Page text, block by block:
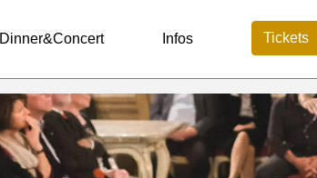
Dinner&Concert Infos Tickets